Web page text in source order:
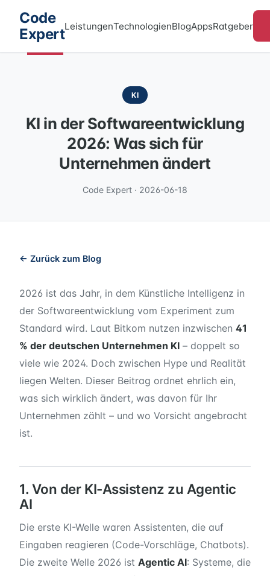
Code
ExpertLeistungenTechnologienBlogAppsRatgeber
KI
KI in der Softwareentwicklung
2026: Was sich für
Unternehmen ändert
Code Expert · 2026-06-18
← Zurück zum Blog
2026 ist das Jahr, in dem Künstliche Intelligenz in
der Softwareentwicklung vom Experiment zum
Standard wird. Laut Bitkom nutzen inzwischen 41
% der deutschen Unternehmen KI – doppelt so
viele wie 2024. Doch zwischen Hype und Realität
liegen Welten. Dieser Beitrag ordnet ehrlich ein,
was sich wirklich ändert, was davon für Ihr
Unternehmen zählt – und wo Vorsicht angebracht
ist.
1. Von der KI-Assistenz zu Agentic
AI
Die erste KI-Welle waren Assistenten, die auf
Eingaben reagieren (Code-Vorschläge, Chatbots).
Die zweite Welle 2026 ist Agentic AI: Systeme, die